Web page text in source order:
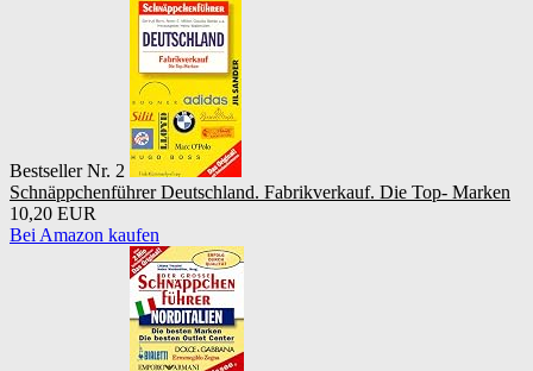
Bestseller Nr. 2
Schnäppchenführer Deutschland. Fabrikverkauf. Die Top- Marken
10,20 EUR
Bei Amazon kaufen